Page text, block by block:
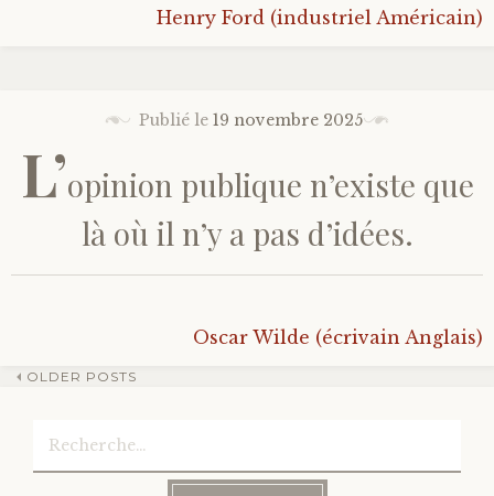
Henry Ford (industriel Américain)
Publié le 19 novembre 2025
L’opinion publique n’existe que
là où il n’y a pas d’idées.
Oscar Wilde (écrivain Anglais)
Navigation
OLDER POSTS